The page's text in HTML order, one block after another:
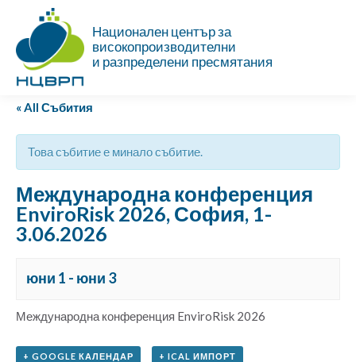
Национален център за
високопроизводителни
и разпределени пресмятания
« All Събития
Това събитие е минало събитие.
Международна конференция
EnviroRisk 2026, София, 1-
3.06.2026
юни 1 - юни 3
Международна конференция EnviroRisk 2026
+ GOOGLE КАЛЕНДАР + ICAL ИМПОРТ